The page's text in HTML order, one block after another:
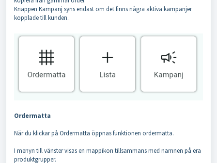
Knappen Kampanj syns endast om det finns några aktiva kampanjer
kopplade till kunden.
Ordermatta
När du klickar på Ordermatta öppnas funktionen ordermatta.
I menyn till vänster visas en mappikon tillsammans med namnen på era
produktgrupper.